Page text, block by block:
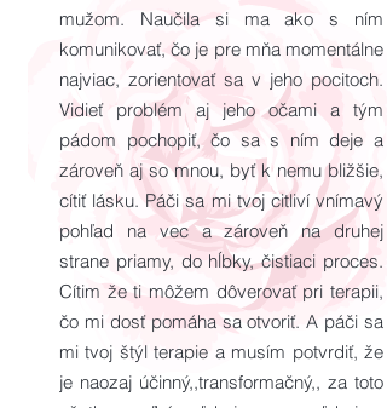
mužom. Naučila si ma ako s ním
komunikovať, čo je pre mňa momentálne
najviac, zorientovať sa v jeho pocitoch.
Vidieť problém aj jeho očami a tým
pádom pochopiť, čo sa s ním deje a
zároveň aj so mnou, byť k nemu bližšie,
cítiť lásku. Páči sa mi tvoj citliví vnímavý
pohľad na vec a zároveň na druhej
strane priamy, do hĺbky, čistiaci proces.
Cítim že ti môžem dôverovať pri terapii,
čo mi dosť pomáha sa otvoriť. A páči sa
mi tvoj štýl terapie a musím potvrdiť, že
je naozaj účinný,,transformačný,, za toto